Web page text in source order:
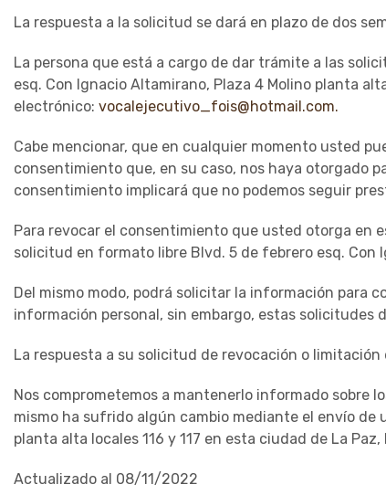
La respuesta a la solicitud se dará en plazo de dos
La persona que está a cargo de dar trámite a las
esq. Con Ignacio Altamirano, Plaza 4 Molino planta
electrónico: vocalejecutivo_fois@hotmail.com.
Cabe mencionar, que en cualquier momento usted
consentimiento que, en su caso, nos haya otorgado
consentimiento implicará que no podemos seguir
Para revocar el consentimiento que usted otorga en
solicitud en formato libre Blvd. 5 de febrero esq. Con
Del mismo modo, podrá solicitar la información para
información personal, sin embargo, estas
La respuesta a su solicitud de revocación o
Nos comprometemos a mantenerlo informado sobre
mismo ha sufrido algún cambio mediante el envío
planta alta locales 116 y 117 en esta ciudad de La Paz,
Actualizado al 08/11/2022